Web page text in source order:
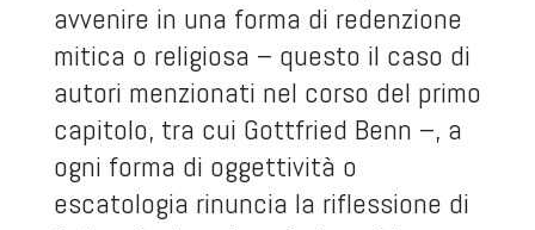
avvenire in una forma di redenzione
mitica o religiosa – questo il caso di
autori menzionati nel corso del primo
capitolo, tra cui Gottfried Benn –, a
ogni forma di oggettività o
escatologia rinuncia la riflessione di